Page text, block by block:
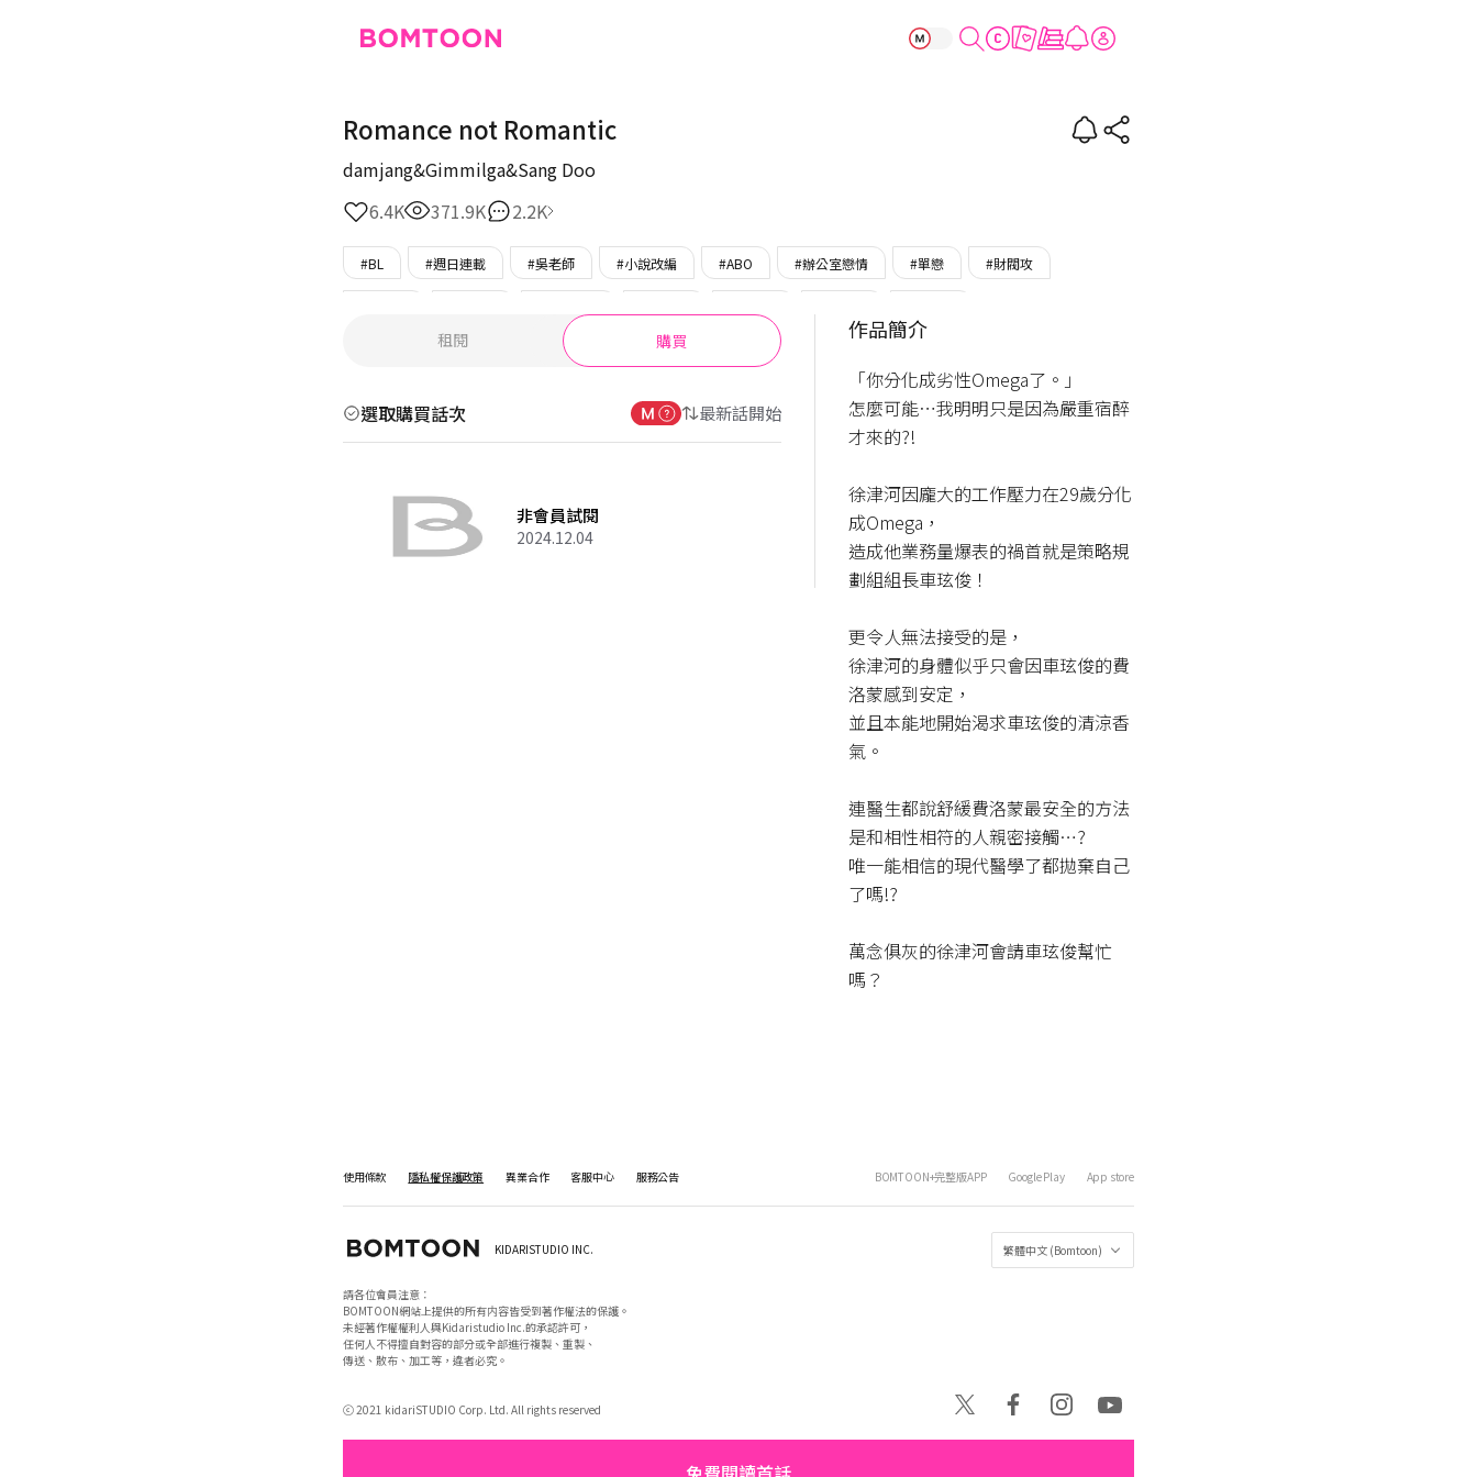
Romance not Romantic
Romance not Romantic
damjang&Gimmilga&Sang Doo
6.4K
371.9K 2.2K
#BL #週日連載 #吳老師 #小說改編 #ABO #辦公室戀情 #單戀 #財閥攻
#只在BOMTOON
租閱 購買
選取購買話次 最新話開始
非會員試閱
2024.12.04
作品簡介
「你分化成劣性Omega了。」
怎麼可能⋯我明明只是因為嚴重宿醉
才來的?!
徐津河因龐大的工作壓力在29歲分化
成Omega，
造成他業務量爆表的禍首就是策略規
劃組組長車玹俊！
更令人無法接受的是，
徐津河的身體似乎只會因車玹俊的費
洛蒙感到安定，
並且本能地開始渴求車玹俊的清涼香
氣。
連醫生都說舒緩費洛蒙最安全的方法
是和相性相符的人親密接觸…?
唯一能相信的現代醫學了都拋棄自己
了嗎!?
萬念俱灰的徐津河會請車玹俊幫忙
嗎？
使用條款 隱私權保護政策 異業合作 客服中心 服務公告 BOMTOON+完整版APP Google Play App store
繁體中文 (Bomtoon)
KIDARISTUDIO INC.
請各位會員注意：
BOMTOON網站上提供的所有内容皆受到著作權法的保護。
未經著作權權利人與Kidaristudio Inc.的承認許可，
任何人不得擅自對容的部分或全部進行複製、重製、
傳送、散布、加工等，違者必究。
ⓒ 2021 kidariSTUDIO Corp. Ltd. All rights reserved